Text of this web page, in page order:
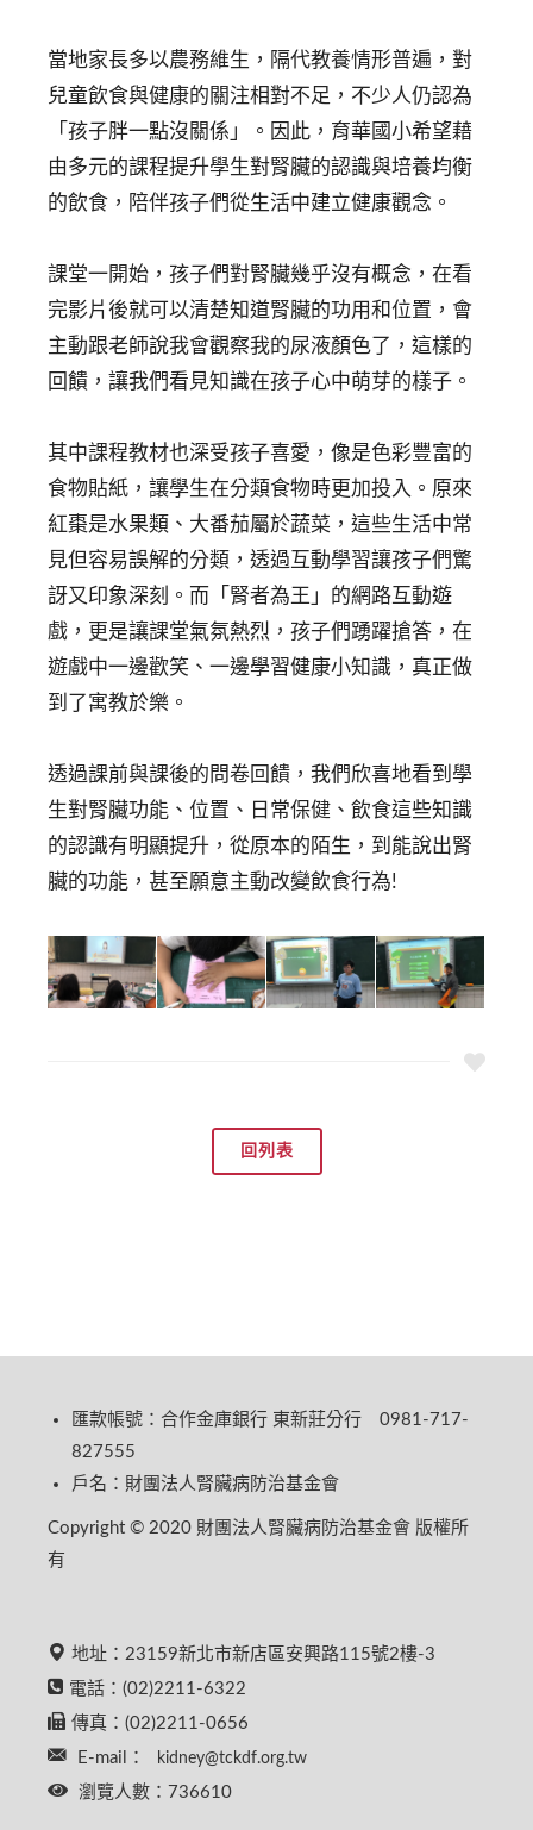
當地家長多以農務維生，隔代教養情形普遍，對
兒童飲食與健康的關注相對不足，不少人仍認為
「孩子胖一點沒關係」。因此，育華國小希望藉
由多元的課程提升學生對腎臟的認識與培養均衡
的飲食，陪伴孩子們從生活中建立健康觀念。
課堂一開始，孩子們對腎臟幾乎沒有概念，在看
完影片後就可以清楚知道腎臟的功用和位置，會
主動跟老師說我會觀察我的尿液顏色了，這樣的
回饋，讓我們看見知識在孩子心中萌芽的樣子。
其中課程教材也深受孩子喜愛，像是色彩豐富的
食物貼紙，讓學生在分類食物時更加投入。原來
紅棗是水果類、大番茄屬於蔬菜，這些生活中常
見但容易誤解的分類，透過互動學習讓孩子們驚
訝又印象深刻。而「腎者為王」的網路互動遊
戲，更是讓課堂氣氛熱烈，孩子們踴躍搶答，在
遊戲中一邊歡笑、一邊學習健康小知識，真正做
到了寓教於樂。
透過課前與課後的問卷回饋，我們欣喜地看到學
生對腎臟功能、位置、日常保健、飲食這些知識
的認識有明顯提升，從原本的陌生，到能說出腎
臟的功能，甚至願意主動改變飲食行為!
回列表
匯款帳號：合作金庫銀行 東新莊分行 0981-717-
827555
戶名：財團法人腎臟病防治基金會
Copyright © 2020 財團法人腎臟病防治基金會 版權所
有
地址：23159新北市新店區安興路115號2樓-3
電話：(02)2211-6322
傳真：(02)2211-0656
E-mail：
kidney@tckdf.org.tw
瀏覽人數：736610